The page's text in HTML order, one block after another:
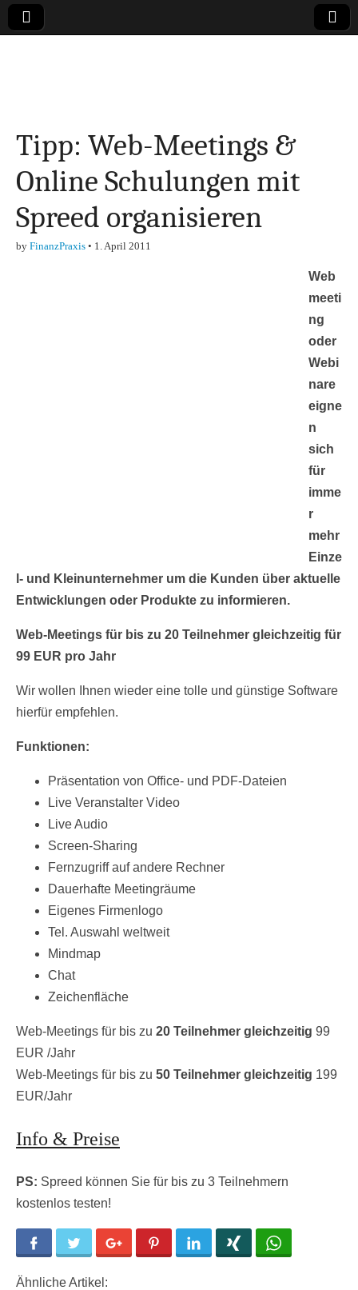
Finanzen,
Marketing-, Vertrieb-
& Investment-Tipps
Tipp: Web-Meetings &
Online Schulungen mit
Spreed organisieren
by FinanzPraxis • 1. April 2011
Web
meeti
ng
oder
Webi
nare
eigne
n
sich
für
imme
r
mehr
Einze
l- und Kleinunternehmer um die Kunden über aktuelle
Entwicklungen oder Produkte zu informieren.
Web-Meetings für bis zu 20 Teilnehmer gleichzeitig für
99 EUR pro Jahr
Wir wollen Ihnen wieder eine tolle und günstige Software
hierfür empfehlen.
Funktionen:
Präsentation von Office- und PDF-Dateien
Live Veranstalter Video
Live Audio
Screen-Sharing
Fernzugriff auf andere Rechner
Dauerhafte Meetingräume
Eigenes Firmenlogo
Tel. Auswahl weltweit
Mindmap
Chat
Zeichenfläche
Web-Meetings für bis zu 20 Teilnehmer gleichzeitig 99
EUR /Jahr
Web-Meetings für bis zu 50 Teilnehmer gleichzeitig 199
EUR/Jahr
Info & Preise
PS: Spreed können Sie für bis zu 3 Teilnehmern
kostenlos testen!
Facebook Twitter Google+ Pinterest LinkedIn
Ähnliche Artikel: